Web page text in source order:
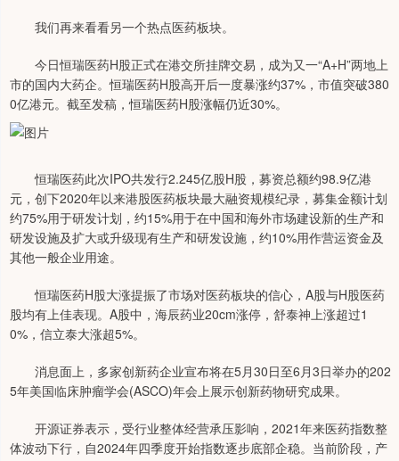
我们再来看看另一个热点医药板块。
今日恒瑞医药H股正式在港交所挂牌交易，成为又一“A+H”两地上
市的国内大药企。恒瑞医药H股高开后一度暴涨约37%，市值突破380
0亿港元。截至发稿，恒瑞医药H股涨幅仍近30%。
恒瑞医药此次IPO共发行2.245亿股H股，募资总额约98.9亿港
元，创下2020年以来港股医药板块最大融资规模纪录，募集金额计划
约75%用于研发计划，约15%用于在中国和海外市场建设新的生产和
研发设施及扩大或升级现有生产和研发设施，约10%用作营运资金及
其他一般企业用途。
恒瑞医药H股大涨提振了市场对医药板块的信心，A股与H股医药
股均有上佳表现。A股中，海辰药业20cm涨停，舒泰神上涨超过1
0%，信立泰大涨超5%。
消息面上，多家创新药企业宣布将在5月30日至6月3日举办的202
5年美国临床肿瘤学会(ASCO)年会上展示创新药物研究成果。
开源证券表示，受行业整体经营承压影响，2021年来医药指数整
体波动下行，自2024年四季度开始指数逐步底部企稳。当前阶段，产